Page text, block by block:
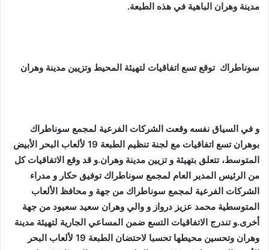
مدينة وهران الباهية في هذه الطبعة.
سوناطراك توقع تسع اتفاقيات لتهيئة المحيط وتزيين مدينة وهران
و في السياق نفسه وقعت الشركات الفرعية لمجمع سوناطراك
بوهران تسع اتفاقيات مع لجنة تنظيم الطبعة 19 لألعاب البحر الأبيض
المتوسط، تتعلق بتهيئة و تزيين مدينة وهران.و قد وقع الاتفاقيات كل
من الرئيس المدير العام لمجمع سوناطراك توفيق حكار و مدراء
الشركات الفرعية لمجمع سوناطراك من جهة و محافظ الألعاب
المتوسطية محمد عزيز درواز و والي وهران سعيد سعيود من جهة
أخرى.و تندرج الاتفاقيات التسع ضمن المساعي الجارية لتهيئة مدينة
وهران وتحسين محيطها تحسبا لاحتضان الطبعة 19 لألعاب البحر